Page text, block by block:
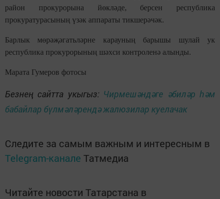
район прокурорына йөкләде, берсен республика
прокуратурасының үзәк аппараты тикшерәчәк.
Барлык мөрәҗәгатьләрне карауның барышы шулай ук
республика прокурорының шәхси контроленә алынды.
Марата Гумеров фотосы
Безнең сайтта укыгыз: Чирмешәндәге әбиләр һәм
бабайлар бүлмәләрендә жалюзилар куелачак
Следите за самым важным и интересным в
Telegram-канале Татмедиа
Читайте новости Татарстана в